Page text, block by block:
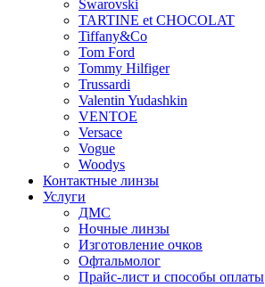
Swarovski
TARTINE et CHOCOLAT
Tiffany&Co
Tom Ford
Tommy Hilfiger
Trussardi
Valentin Yudashkin
VENTOE
Versace
Vogue
Woodys
Контактные линзы
Услуги
ДМС
Ночные линзы
Изготовление очков
Офтальмолог
Прайс-лист и способы оплаты